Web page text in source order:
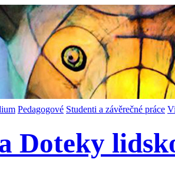
Pedagogové Studenti a závěrečné práce
Doteky